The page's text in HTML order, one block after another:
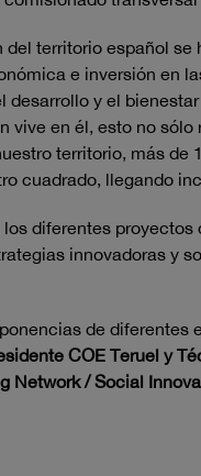
territorio español
e inversión en
y el
en él, esto no
territorio, más
cuadrado, llegando
diferentes
innovadoras y
de diferentes
COE Teruel y
Network / Social